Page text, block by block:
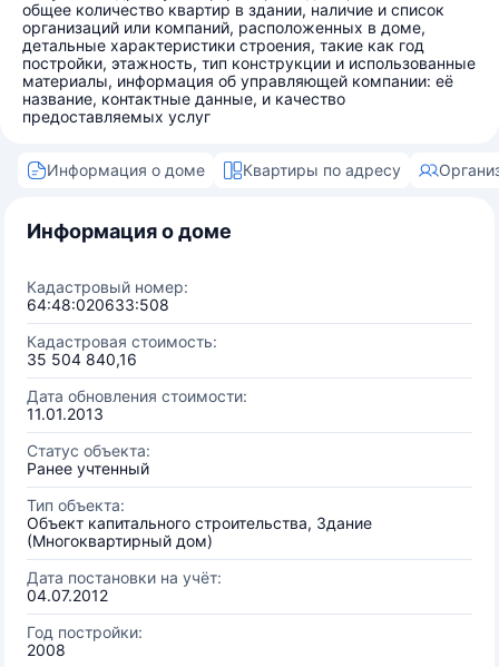
общее количество квартир в здании, наличие и список
организаций или компаний, расположенных в доме,
детальные характеристики строения, такие как год
постройки, этажность, тип конструкции и использованные
материалы, информация об управляющей компании: её
название, контактные данные, и качество
предоставляемых услуг
Информация о доме Квартиры по адресу
Информация о доме
Кадастровый номер:
64:48:020633:508
Кадастровая стоимость:
35 504 840,16
Дата обновления стоимости:
11.01.2013
Статус объекта:
Ранее учтенный
Тип объекта:
Объект капитального строительства, Здание
(Многоквартирный дом)
Дата постановки на учёт:
04.07.2012
Год постройки:
2008